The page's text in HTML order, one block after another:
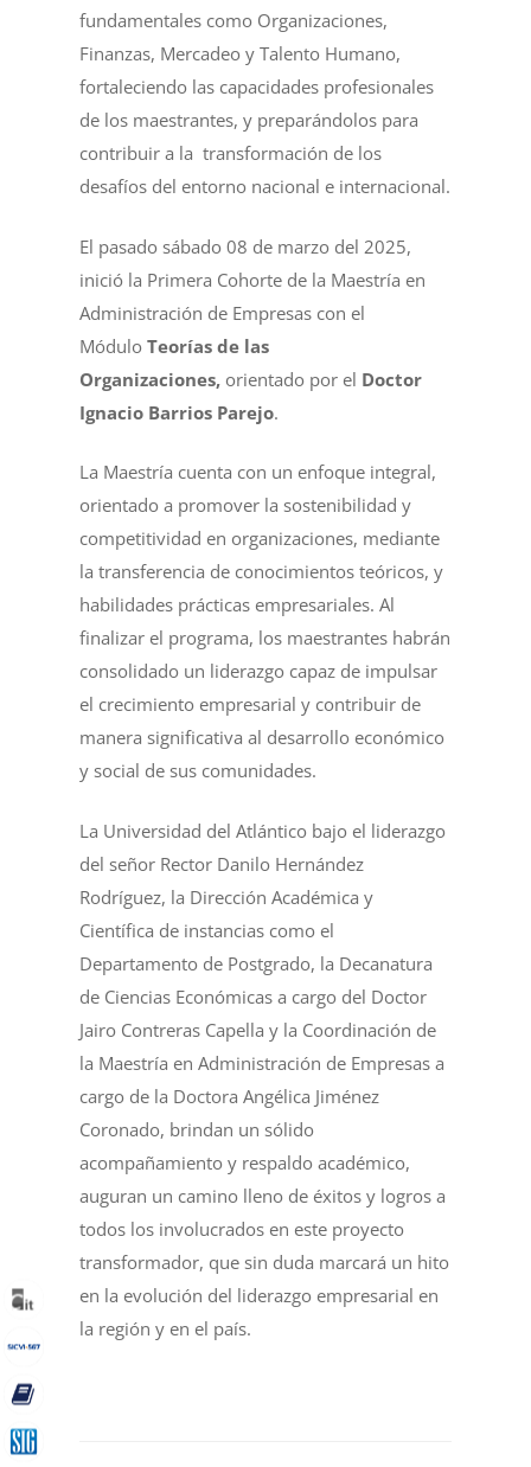
fundamentales como Organizaciones,
Finanzas, Mercadeo y Talento Humano,
fortaleciendo las capacidades profesionales
de los maestrantes, y preparándolos para
contribuir a la transformación de los
desafíos del entorno nacional e internacional.
El pasado sábado 08 de marzo del 2025,
inició la Primera Cohorte de la Maestría en
Administración de Empresas con el
MóduloTeorías de las
Organizaciones, orientado por el Doctor
Ignacio Barrios Parejo.
La Maestría cuenta con un enfoque integral,
orientado a promover la sostenibilidad y
competitividad en organizaciones, mediante
la transferencia de conocimientos teóricos, y
habilidades prácticas empresariales. Al
finalizar el programa, los maestrantes habrán
consolidado un liderazgo capaz de impulsar
el crecimiento empresarial y contribuir de
manera significativa al desarrollo económico
y social de sus comunidades.
La Universidad del Atlántico bajo el liderazgo
del señor Rector Danilo Hernández
Rodríguez, la Dirección Académica y
Científica de instancias como el
Departamento de Postgrado, la Decanatura
de Ciencias Económicas a cargo del Doctor
Jairo Contreras Capella y la Coordinación de
la Maestría en Administración de Empresas a
cargo de la Doctora Angélica Jiménez
Coronado, brindan un sólido
acompañamiento y respaldo académico,
auguran un camino lleno de éxitos y logros a
todos los involucrados en este proyecto
transformador, que sin duda marcará un hito
en la evolución del liderazgo empresarial en
la región y en el país.